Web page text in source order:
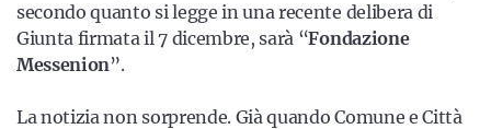
secondo quanto si legge in una recente delibera di
Giunta firmata il 7 dicembre, sarà “Fondazione
Messenion”.
La notizia non sorprende. Già quando Comune e Città